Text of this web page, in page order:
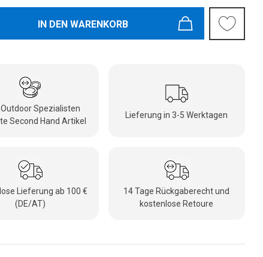
IN DEN WARENKORB
Spezialisten
Second Hand Artikel
Lieferung in 3-5 Werktagen
Lieferung ab 100 €
(DE/AT)
14 Tage Rückgaberecht und
kostenlose Retoure